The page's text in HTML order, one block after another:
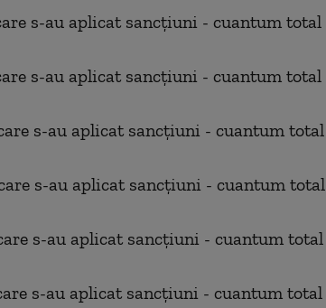
s-au aplicat sancţiuni - cuantum total
s-au aplicat sancţiuni - cuantum total
s-au aplicat sancţiuni - cuantum total
s-au aplicat sancţiuni - cuantum total
s-au aplicat sancţiuni - cuantum total
s-au aplicat sancţiuni - cuantum total